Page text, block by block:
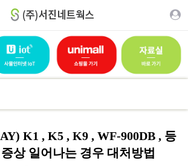
K1 , K5 , K9 , WF-900DB , 등
상 일어나는 경우 대처방법